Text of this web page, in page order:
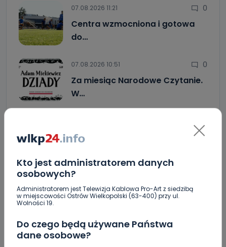
Kto jest administratorem danych
osobowych?
Administratorem jest Telewizja Kablowa Pro-Art z siedzibą
w miejscowości Ostrów Wielkopolski (63-400) przy ul.
Wolności 19.
Do czego będą używane Państwa
dane osobowe?
07.08.2026 11:21 0
Centra wzmocniona i gotowa
do…
07.08.2026 10:51 0
Za miesiąc Narodowe Czytanie.
W…
Crossfit kolejny raz opanuje Krotoszyn.
Startujemy w piątek! [WIDEO]
"Niezwykli ludzie, niezwykłe podróże, niezwykłe
historie!”. Odyseja Antonińska - dzień pierwszy
[FOTO]
upałów?